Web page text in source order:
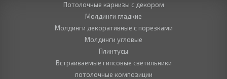
Потолочные карнизы с декором
Молдинги гладкие
Молдинги декоративные с порезками
Молдинги угловые
Плинтусы
Встраиваемые гипсовые светильники
потолочные композиции